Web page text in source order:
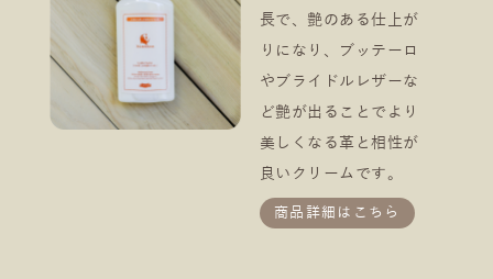
長で、艶のある仕上が
りになり、ブッテーロ
やブライドルレザーな
ど艶が出ることでより
美しくなる革と相性が
良いクリームです。
商品詳細はこちら